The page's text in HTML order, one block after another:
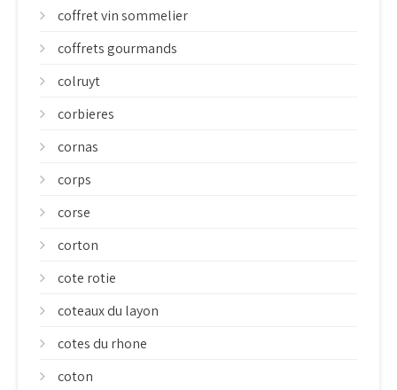
coffret vin sommelier
coffrets gourmands
colruyt
corbieres
cornas
corps
corse
corton
cote rotie
coteaux du layon
cotes du rhone
coton